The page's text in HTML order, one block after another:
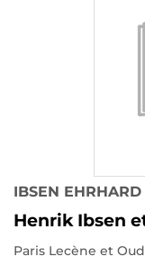
IBSEN
Henrik Ibsen
Paris Lecène et